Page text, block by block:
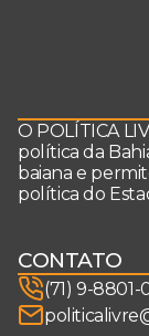
O POLÍTICA
política da
baiana e
política do
CONTATO
(71) 9-8801-